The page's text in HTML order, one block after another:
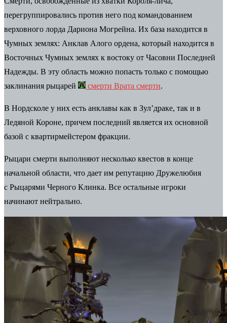
перегруппировались против него под командованием
верховного лорда Дариона Могрейна. Их база находится в
Чумных землях: Анклав Алого ордена, который находится в
Восточных Чумных землях к востоку от Часовни Последней
Надежды. В эту область можно попасть только с помощью
заклинания рыцарей
смерти Врата смерти.
В Нордсколе у ​​них есть анклавы как в Зул’драке, так и в
Ледяной Короне, причем последний является их основной
базой с квартирмейстером фракции.
Рыцари смерти выполняют несколько квестов в конце
начальной области, что дает им репутацию Дружелюбия
с Рыцарями Черного Клинка. Все остальные игроки
начинают нейтрально.